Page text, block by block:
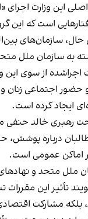
این وزارت اجرای
است که این
سازمان‌های
به سازمان ملل
از سوی این
حضور اجتماعی زنان
ایجاد کرده است.
رهبری خالد
درباره پوشش،
اماکن عمومی است.
ملل متحد و
تأثیر این مقررات
مشارکت